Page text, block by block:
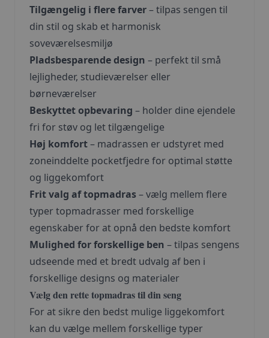
Tilgængelig i flere farver– tilpas sengen til
din stil og skab et harmonisk
soveværelsesmiljø
Pladsbesparende design – perfekt til små
lejligheder, studieværelser eller
børneværelser
Beskyttet opbevaring – holder dine ejendele
fri for støv og let tilgængelige
Høj komfort– madrassen er udstyret med
zoneinddelte pocketfjedre for optimal støtte
og liggekomfort
Frit valg af topmadras– vælg mellem flere
typer topmadrasser med forskellige
egenskaber for at opnå den bedste komfort
Mulighed for forskellige ben – tilpas sengens
udseende med et bredt udvalg af ben i
forskellige designs og materialer
Vælg den rette topmadras til din seng
For at sikre den bedst mulige liggekomfort
kan du vælge mellem forskellige typer